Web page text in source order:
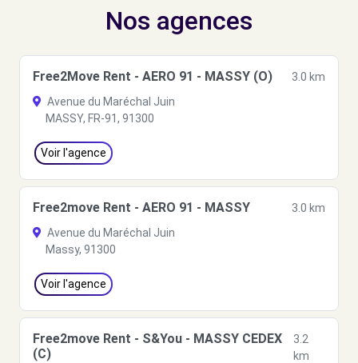
Nos agences
Free2Move Rent - AERO 91 - MASSY (O)
3.0 km
Avenue du Maréchal Juin
MASSY, FR-91, 91300
Voir l'agence
Free2move Rent - AERO 91 - MASSY
3.0 km
Avenue du Maréchal Juin
Massy, 91300
Voir l'agence
Free2move Rent - S&You - MASSY CEDEX
(C)
3.2
km